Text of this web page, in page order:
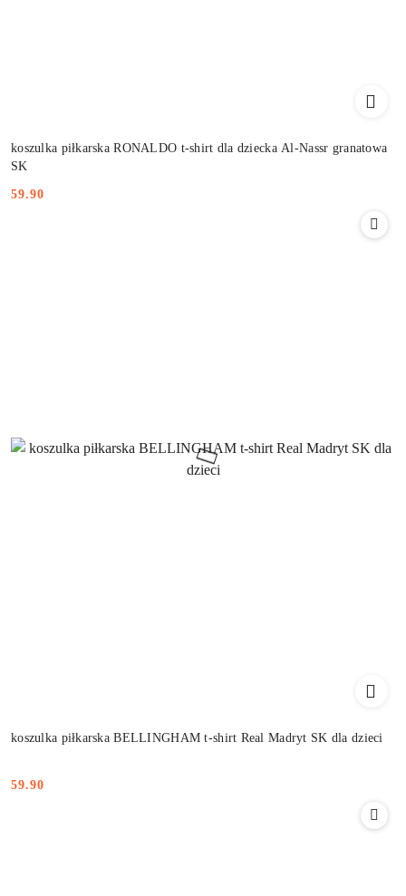
koszulka piłkarska RONALDO t-shirt dla dziecka Al-Nassr granatowa
SK
Cena:
59.90
koszulka piłkarska BELLINGHAM t-shirt Real Madryt SK dla dzieci
Cena:
59.90